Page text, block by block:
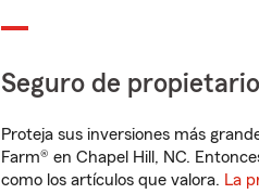
Seguro de
Proteja sus inversiones más
Farm® en Chapel Hill, NC.
como los artículos que valora. La